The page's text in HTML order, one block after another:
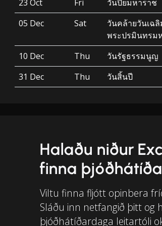
23 Oct Fri
วันปิยมหาราช
05 Dec
Sat
วันคล้ายวันเฉ
พระปรมินทรม
10 Dec
Thu
วันรัฐธรรมนูญ
31 Dec
Thu วันสิ้นปี
Halaðu niður
finna
Viltu finna fljótt opinbera
Sláðu inn netfangið þitt og
þjóðhátíðardaga leitartóli